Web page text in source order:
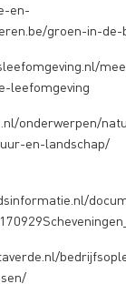
en-
groen-in-
leefomgeving
onderwerpen/
en-landschap/